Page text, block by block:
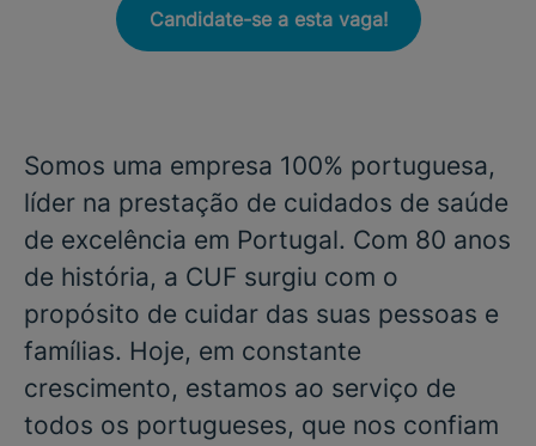
Candidate-se a esta vaga!
Somos uma empresa 100% portuguesa,
líder na prestação de cuidados de saúde
de excelência em Portugal. Com 80 anos
de história, a CUF surgiu com o
propósito de cuidar das suas pessoas e
famílias. Hoje, em constante
crescimento, estamos ao serviço de
todos os portugueses, que nos confiam